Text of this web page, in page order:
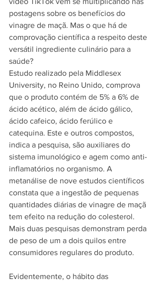
postagens sobre os benefícios do
vinagre de maçã. Mas o que há de
comprovação científica a respeito deste
versátil ingrediente culinário para a
saúde?
Estudo realizado pela Middlesex
University, no Reino Unido, comprova
que o produto contém de 5% a 6% de
ácido acético, além de ácido gálico,
ácido cafeico, ácido ferúlico e
catequina. Este e outros compostos,
indica a pesquisa, são auxiliares do
sistema imunológico e agem como anti-
inflamatórios no organismo. A
metanálise de nove estudos científicos
constata que a ingestão de pequenas
quantidades diárias de vinagre de maçã
tem efeito na redução do colesterol.
Mais duas pesquisas demonstram perda
de peso de um a dois quilos entre
consumidores regulares do produto.
Evidentemente, o hábito das